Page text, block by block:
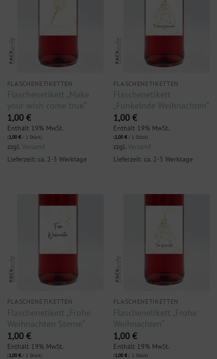
FLASCHENETIKETTEN
Flaschenetikett „Make
your wish come true“
1,00 €
Enthält 19% MwSt.
(1,00€/ 1 Stück)
zzgl. Versand
Lieferzeit: ca. 2-3 Werktage
FLASCHENETIKETTEN
Flaschenetikett
„Funkelnde Weihnachten“
1,00 €
Enthält 19% MwSt.
(1,00€/ 1 Stück)
zzgl. Versand
Lieferzeit: ca. 2-3 Werktage
FLASCHENETIKETTEN
Flaschenetikett „Frohe
Weihnachten Sterne“
1,00 €
Enthält 19% MwSt.
(1,00€/ 1 Stück)
FLASCHENETIKETTEN
Flaschenetikett „Frohe
Weihnachten“
1,00 €
Enthält 19% MwSt.
(1,00€/ 1 Stück)